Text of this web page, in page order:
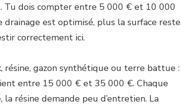
Tu dois compter entre 5 000 € et 10 000
est optimisé, plus la surface reste
correctement ici.
résine, gazon synthétique ou terre battue :
entre 15 000 € et 35 000 €. Chaque
la résine demande peu d’entretien. La